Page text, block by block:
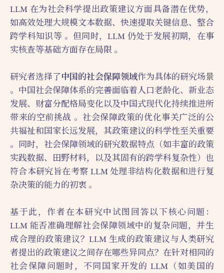
LLM 在为社会科学提出政策建议方面具备潜在优势，
如高效处理大规模文本数据、快速提取关键信息、整合
跨学科知识等 。但同时，LLM 仍处于发展初期，在事
实核查等基础方面存在局限 。
研究者选择了中国的社会保障领域作为具体的研究场景
。中国社会保障体系的完善面临着人口老龄化、新业态
发展、财富分配格局变化以及中国式现代化持续推进所
带来的空前挑战 。社会保障政策的优化事关广泛的公
共福祉和国家长远发展，其政策建议的科学性至关重要
。同时，社会保障领域的研究数据特点（如丰富的政策
实践数据、田野材料，以及其固有的跨学科复杂性）也
符合本研究旨在考察 LLM 处理非结构化数据和进行复
杂决策的能力的初衷 。
基于此，作者在本研究中试图回答以下核心问题：
LLM 能否准确理解社会保障领域中的复杂问题，并生
成合理的政策建议？LLM 生成的政策建议与人类研究
者提出的政策建议之间存在哪些异同点？在针对相同的
社会保障问题时，不同国家开发的 LLM（如美国的